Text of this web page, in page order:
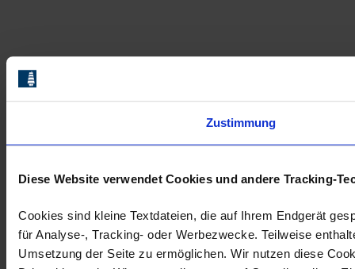
Zustimmung
Diese Website verwendet Cookies und andere Tracking-
Cookies sind kleine Textdateien, die auf Ihrem Endgerät
für Analyse-, Tracking- oder Werbezwecke. Teilweise
Umsetzung der Seite zu ermöglichen. Wir nutzen diese